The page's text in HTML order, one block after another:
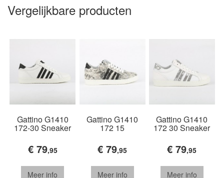
Vergelijkbare producten
Gattino G1410
172-30 Sneaker
€ 79,95
Meer info
Gattino G1410
172 15
€ 79,95
Meer info
Gattino G1410
172 30 Sneaker
€ 79,95
Meer info